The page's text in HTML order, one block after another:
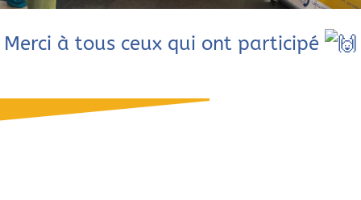
Merci à tous ceux qui ont participé